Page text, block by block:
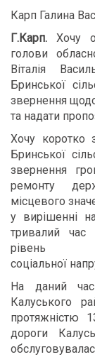
Карп Галина
Г.Карп. Хочу
голови
Віталія
Бринської
звернення
та надати
Хочу коротко
Бринської
звернення
ремонту
місцевого
у вирішенні
тривалий час
рівень
соціальної
На даний час
Калуського
протяжністю
дороги